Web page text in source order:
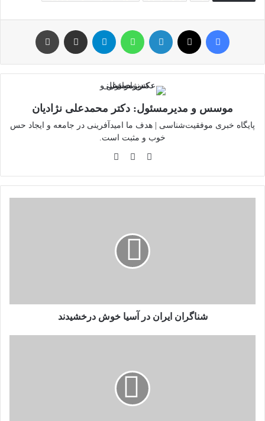
فیس بوک لینکدین تلگرام اشتراک گذاری از طریق ایمیل
موسس و مدیرمسئول: دکتر محمدعلی نژادیان
پایگاه خبری موفقیت‌شناسی | هدف ما امیدآفرینی در جامعه و ایجاد حس
خوب و مثبت است.
وبسایتلینکدین
شناگران ایران در آسیا خوش درخشیدند